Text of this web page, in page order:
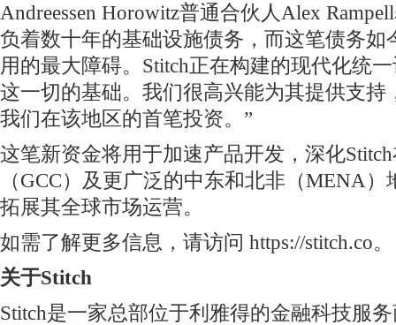
Andreessen Horowitz普通合伙人Alex
负着数十年的基础设施债务，而这笔债务如
用的最大障碍。Stitch正在构建的现代化统
这一切的基础。我们很高兴能为其提供支持
我们在该地区的首笔投资。”
这笔新资金将用于加速产品开发，深化
（GCC）及更广泛的中东和北非（MENA
拓展其全球市场运营。
如需了解更多信息，请访问 https://stitch.co。
关于Stitch
Stitch是一家总部位于利雅得的金融科技服